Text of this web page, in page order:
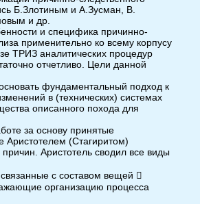
Б.Злотиным и А.Зусман, В.
и др.
и специфика причинно-
применительно ко всему корпусу
ТРИЗ аналитических процедур
отчетливо. Цели данной
фундаментальный подход к
в (технических) системах
описанного похода для
за основу принятые
(Стагиритом)
Аристотель сводил все виды
с составом вещей 
организацию процесса